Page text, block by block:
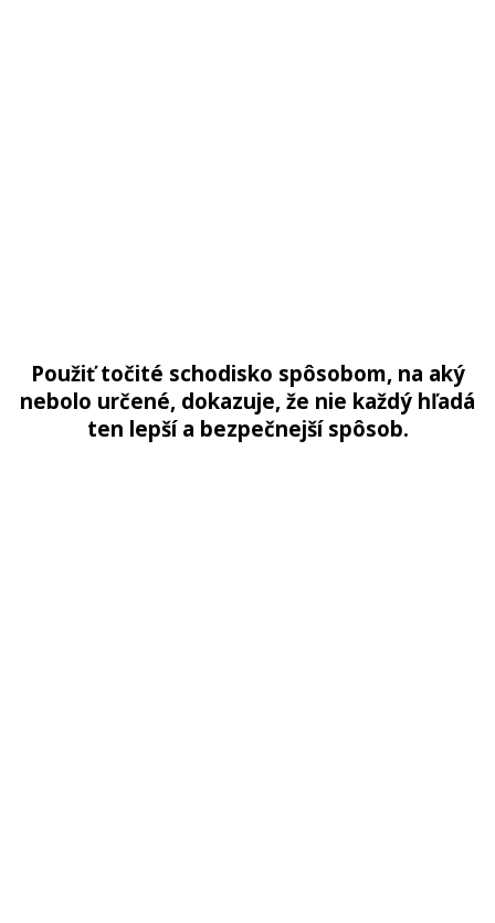
Použiť točité schodisko spôsobom, na aký
nebolo určené, dokazuje, že nie každý hľadá
ten lepší a bezpečnejší spôsob.